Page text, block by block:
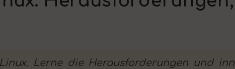
Lerne die Herausforderungen und